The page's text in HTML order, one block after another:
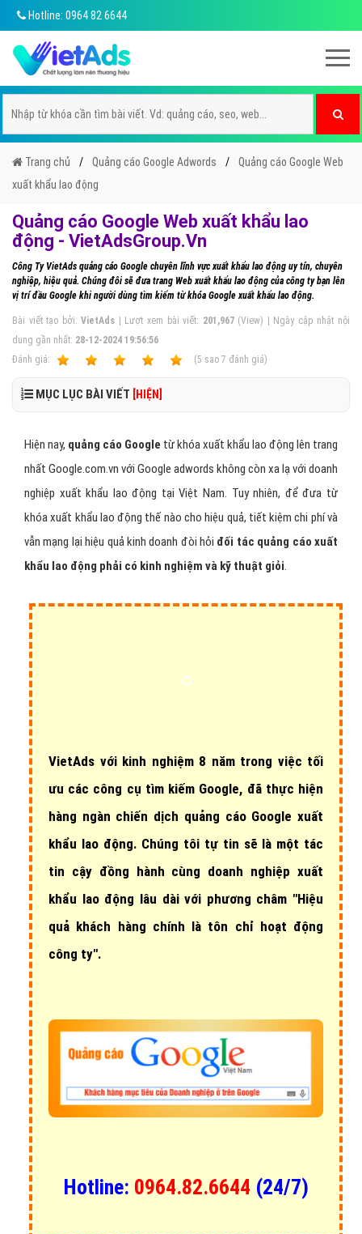
Hotline: 0964 82 6644
Trang chủ Quảng cáo Google Adwords
Quảng cáo Google Web
xuất khẩu lao động
Quảng cáo Google Web xuất khẩu lao
động - VietAdsGroup.Vn
Công Ty VietAds quảng cáo Google chuyên lĩnh vực xuất khẩu lao động uy tín, chuyên
nghiệp, hiệu quả. Chúng đôi sẽ đưa trang Web xuất khẩu lao động của công ty bạn lên
vị trí đầu Google khi người dùng tìm kiếm từ khóa Google xuất khẩu lao động.
Bài viết tạo bởi:VietAds | Lượt xem bài viết: 201,967(View) | Ngày cập nhật nội
dung gần nhất: 28-12-2024 19:56:56
Ðánh giá:
(5 sao 7 đánh giá)
MỤC LỤC BÀI VIẾT [HIỆN]
Hiện nay, quảng cáo Google từ khóa xuất khẩu lao động lên trang
nhất Google.com.vn với Google adwords không còn xa lạ với doanh
nghiệp xuất khẩu lao động tại Việt Nam. Tuy nhiên, để đưa từ
khóa xuất khẩu lao động thế nào cho hiệu quả, tiết kiệm chi phí và
vẫn mạng lại hiệu quả kinh doanh đòi hỏi đối tác quảng cáo xuất
khẩu lao động phải có kinh nghiệm và kỹ thuật giỏi.
VietAds với kinh nghiệm 8 nămtrong việc tối
ưu các công cụ tìm kiếm Google, đã thực hiện
hàng ngàn chiến dịch quảng cáo Google xuất
khẩu lao động. Chúng tôi tự tin sẽ là một tác
tin cậy đồng hành cùng doanh nghiệp xuất
khẩu lao động lâu dài với phương châm "Hiệu
quả khách hàng chính là tôn chỉ hoạt động
công ty".
Hotline: 0964.82.6644 (24/7)